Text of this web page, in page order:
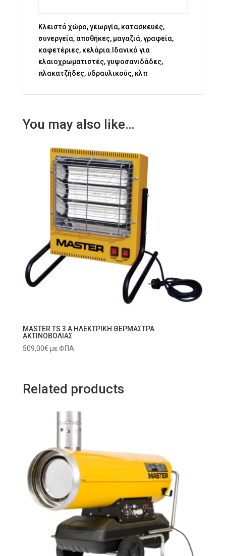
Κλειστό χώρο, γεωργία, κατασκευές,
συνεργεία, αποθήκες, μαγαζιά, γραφεία,
καφετέριες, κελάρια.Ιδανικό για
ελαιοχρωματιστές, γυψοσανιδάδες,
πλακατζήδες, υδραυλικούς, κλπ
You may also like…
MASTER TS 3 A ΗΛΕΚΤΡΙΚΗ ΘΕΡΜΑΣΤΡΑ
ΑΚΤΙΝΟΒΟΛΙΑΣ
509,00€ με ΦΠΑ
Related products